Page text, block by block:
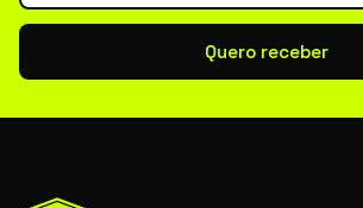
Quero receber